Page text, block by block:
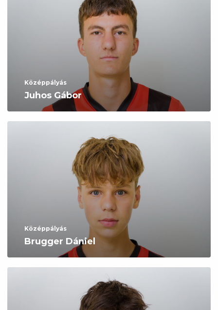
Középpályás
Juhos Gábor
Középpályás
Brugger Dániel